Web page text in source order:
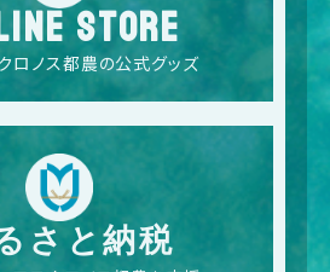
STORE
ロノス都農の公式グッズ
さと納税